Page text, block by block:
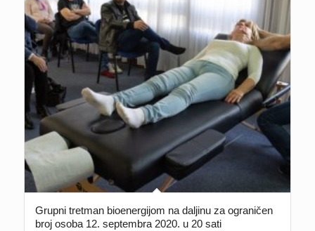
Grupni tretman bioenergijom na daljinu za ograničen
broj osoba 12. septembra 2020. u 20 sati